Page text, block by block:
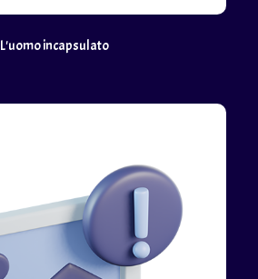
L'uomo incapsulato